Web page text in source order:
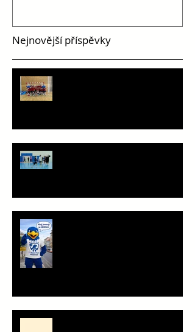
Nejnovější příspěvky